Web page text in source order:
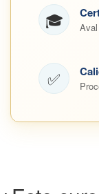
🎓
✅